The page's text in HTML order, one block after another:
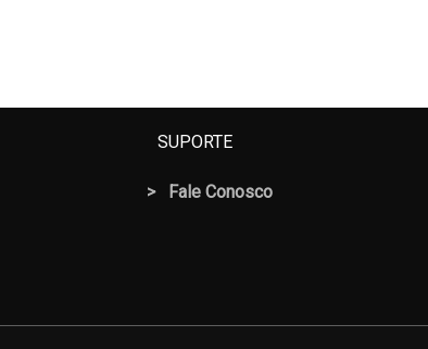
SUPORTE
> Fale Conosco